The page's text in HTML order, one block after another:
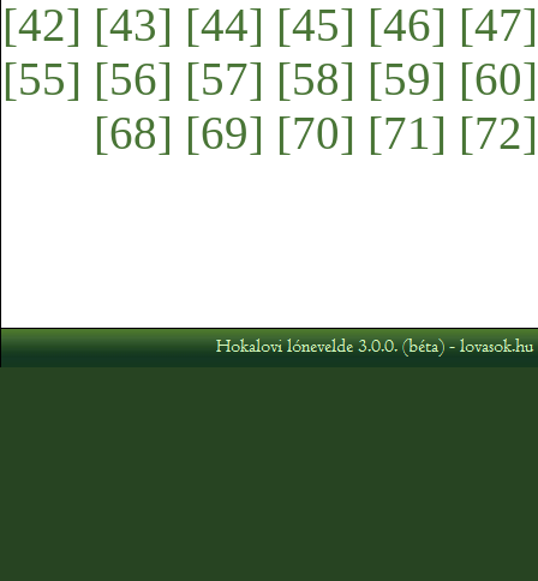
[42] [43] [44] [45] [46] [47]
[55] [56] [57] [58] [59] [60]
[68] [69] [70] [71] [72]